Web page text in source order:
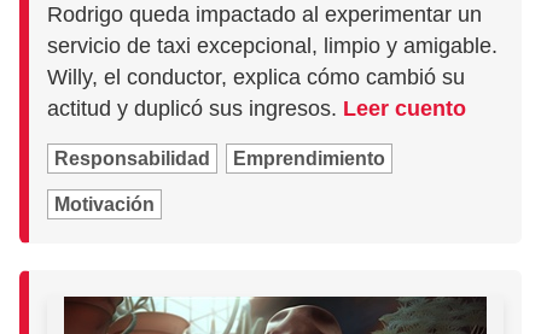
Rodrigo queda impactado al experimentar un
servicio de taxi excepcional, limpio y amigable.
Willy, el conductor, explica cómo cambió su
actitud y duplicó sus ingresos. Leer cuento
Responsabilidad Emprendimiento
Motivación